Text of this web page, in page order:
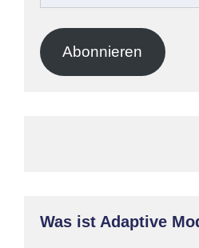
Adresse
Abonnieren
Was ist Adaptive